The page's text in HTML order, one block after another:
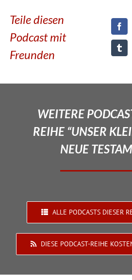
Teile diesen
Podcast mit
Freunden
WEITERE
REIHE “UNSER
NEUE
ALLE PODCASTS DIESER
DIESE PODCAST-REIHE